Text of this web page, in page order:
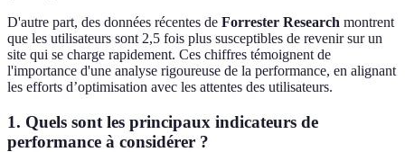
D'autre part, des données récentes de Forrester Research montrent
que les utilisateurs sont 2,5 fois plus susceptibles de revenir sur un
site qui se charge rapidement. Ces chiffres témoignent de
l'importance d'une analyse rigoureuse de la performance, en alignant
les efforts d’optimisation avec les attentes des utilisateurs.
1. Quels sont les principaux indicateurs de
performance à considérer ?